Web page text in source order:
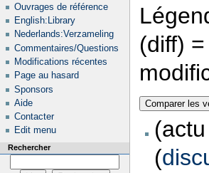
(diff)
(
Ouvrages de référence
English:Library
Nederlands:Verzameling
Commentaires/Questions
Modifications récentes
Page au hasard
Sponsors
Aide
Contacter
Edit menu
Rechercher